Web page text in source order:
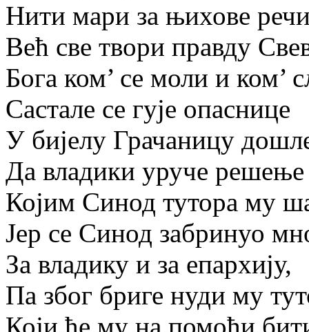
Нити мари за њихове
Већ све твори правду
Бога ком’ се моли и ком’
Састале се гује опаснице
У бијелу Грачаницу
Да владики уруче решење
Којим Синод тутора му
Јер се Синод забринуо
За владику и за епархију,
Па због бриге нуди му
Који ће му на помоћи